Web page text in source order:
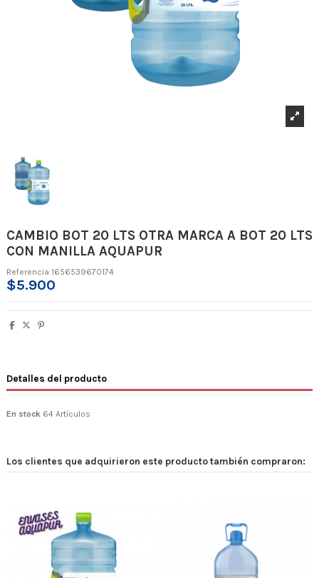
CAMBIO BOT 20 LTS OTRA MARCA A BOT 20 LTS
CON MANILLA AQUAPUR
Referencia 1656539670174
$5.900
Detalles del producto
En stock 64 Artículos
Los clientes que adquirieron este producto también compraron: